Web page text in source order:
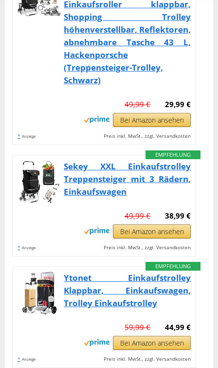
Einkaufsroller klappbar,
Shopping Trolley
höhenverstellbar, Reflektoren,
abnehmbare Tasche 43 L,
Hackenporsche
(Treppensteiger-Trolley,
Schwarz)
29,99 €
49,99 €
Bei Amazon ansehen
* Anzeige Preis inkl. MwSt., zzgl. Versandkosten
EMPFEHLUNG
Sekey XXL Einkaufstrolley
Treppensteiger mit 3 Rädern,
Einkaufswagen
38,99 €
49,99 €
Bei Amazon ansehen
* Anzeige Preis inkl. MwSt., zzgl. Versandkosten
EMPFEHLUNG
Ytonet Einkaufstrolley
Klappbar, Einkaufswagen,
Trolley Einkaufstrolley
44,99 €
59,99 €
Bei Amazon ansehen
* Anzeige Preis inkl. MwSt., zzgl. Versandkosten